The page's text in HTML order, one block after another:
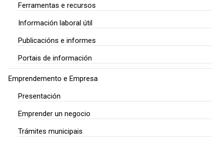
Ferramentas e recursos
Información laboral útil
Publicacións e informes
Portais de información
Emprendemento e Empresa
Presentación
Emprender un negocio
Trámites municipais